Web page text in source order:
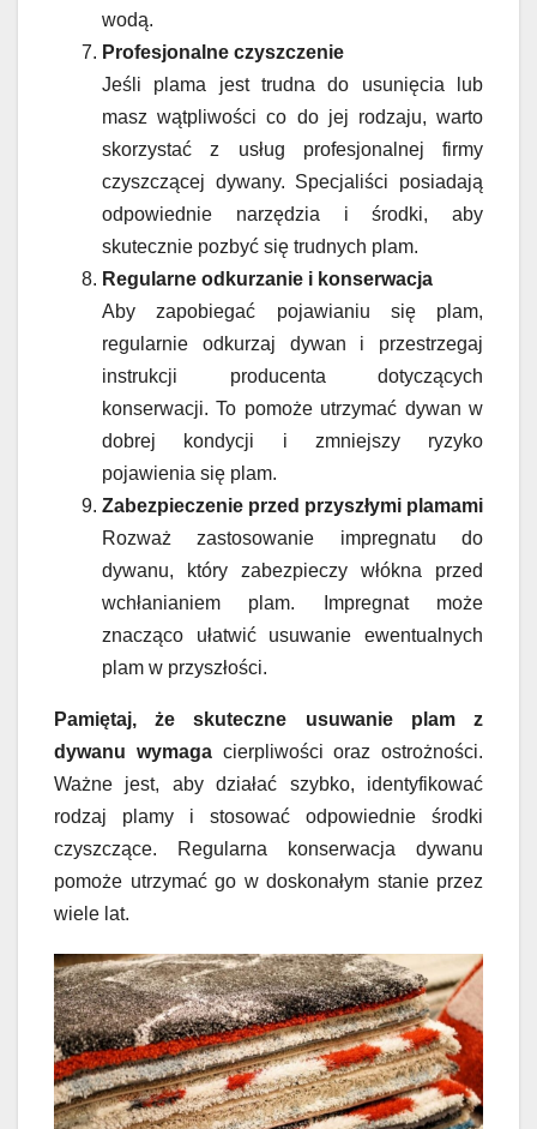
wodą.
Profesjonalne czyszczenie
Jeśli plama jest trudna do usunięcia lub
masz wątpliwości co do jej rodzaju, warto
skorzystać z usług profesjonalnej firmy
czyszczącej dywany. Specjaliści posiadają
odpowiednie narzędzia i środki, aby
skutecznie pozbyć się trudnych plam.
Regularne odkurzanie i konserwacja
Aby zapobiegać pojawianiu się plam,
regularnie odkurzaj dywan i przestrzegaj
instrukcji producenta dotyczących
konserwacji. To pomoże utrzymać dywan w
dobrej kondycji i zmniejszy ryzyko
pojawienia się plam.
Zabezpieczenie przed przyszłymi plamami
Rozważ zastosowanie impregnatu do
dywanu, który zabezpieczy włókna przed
wchłanianiem plam. Impregnat może
znacząco ułatwić usuwanie ewentualnych
plam w przyszłości.
Pamiętaj, że skuteczne usuwanie plam z
dywanu wymagacierpliwości oraz ostrożności.
Ważne jest, aby działać szybko, identyfikować
rodzaj plamy i stosować odpowiednie środki
czyszczące. Regularna konserwacja dywanu
pomoże utrzymać go w doskonałym stanie przez
wiele lat.